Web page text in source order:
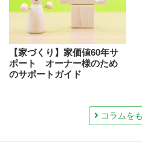
【家づくり】家価値60年サ
ポート オーナー様のため
のサポートガイド
コラムを